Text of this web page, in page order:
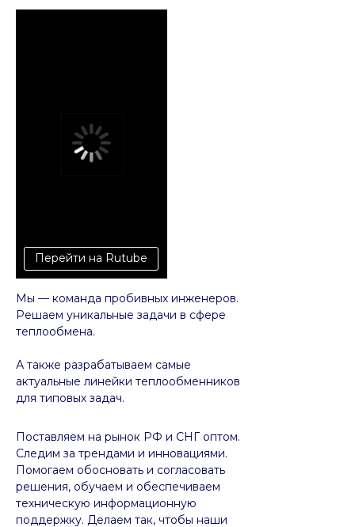
Мы — команда пробивных инженеров.
Решаем уникальные задачи в сфере
теплообмена.
А также разрабатываем самые
актуальные линейки теплообменников
для типовых задач.
Поставляем на рынок РФ и СНГ оптом.
Следим за трендами и инновациями.
Помогаем обосновать и согласовать
решения, обучаем и обеспечиваем
техническую информационную
поддержку. Делаем так, чтобы наши
Перейти на Rutube